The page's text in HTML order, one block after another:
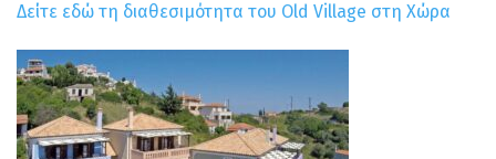
Δείτε εδώ τη διαθεσιμότητα του Old Village στη Χώρα